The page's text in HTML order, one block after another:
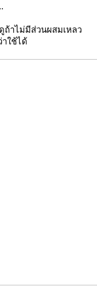
ถ้าไม่มีส่วนผสมเหลว
ใช้ได้